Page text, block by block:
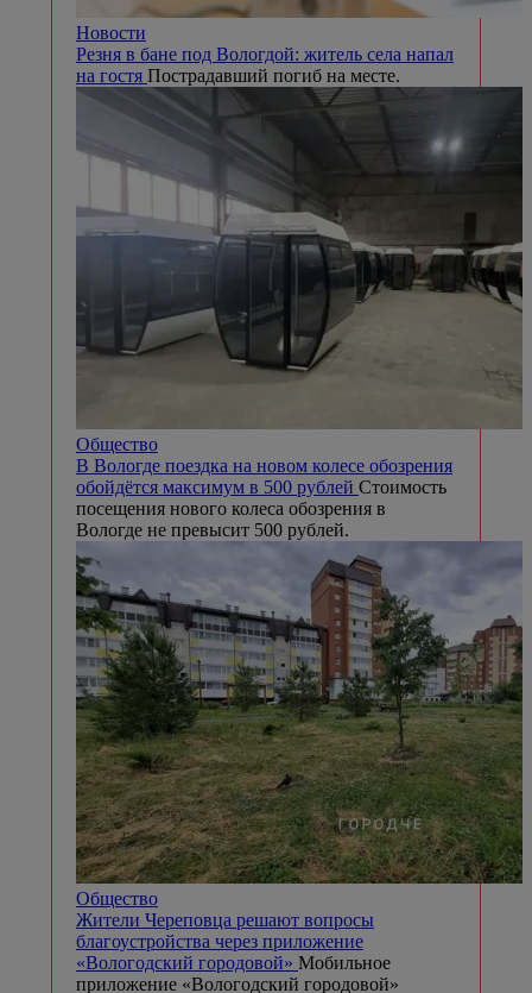
Новости
Резня в бане под Вологдой: житель села напал
на гостя Пострадавший погиб на месте.
Общество
В Вологде поездка на новом колесе обозрения
обойдётся максимум в 500 рублей Стоимость
посещения нового колеса обозрения в
Вологде не превысит 500 рублей.
Общество
Жители Череповца решают вопросы
благоустройства через приложение
«Вологодский городовой» Мобильное
приложение «Вологодский городовой»